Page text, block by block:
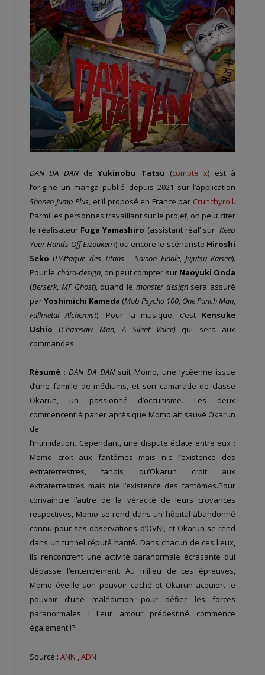
DAN DA DANdeYukinobu Tatsu (compte x) est à
l’origine un manga publié depuis 2021 sur l’application
Shonen Jump Plus, et il proposé en France par Crunchyroll.
Parmi les personnes travaillant sur le projet, on peut citer
le réalisateur Fuga Yamashiro (assistant réal’ sur Keep
Your Hands Off Eizouken !) ou encore le scénariste Hiroshi
Seko (L’Attaque des Titans – Saison Finale, Jujutsu Kaisen).
Pour le chara-design, on peut compter sur Naoyuki Onda
(Berserk, MF Ghost), quand le monster designsera assuré
parYoshimichi Kameda (Mob Psycho 100, One Punch Man,
Fullmetal Alchemist). Pour la musique, c’est Kensuke
Ushio (Chainsaw Man, A Silent Voice) qui sera aux
commandes.
Résumé :DAN DA DANsuit Momo, une lycéenne issue
d’une famille de médiums, et son camarade de classe
Okarun, un passionné d’occultisme. Les deux
commencent à parler après que Momo ait sauvé Okarun
de
l’intimidation. Cependant, une dispute éclate entre eux :
Momo croit aux fantômes mais nie l’existence des
extraterrestres, tandis qu’Okarun croit aux
extraterrestres mais nie l’existence des fantômes.Pour
convaincre l’autre de la véracité de leurs croyances
respectives, Momo se rend dans un hôpital abandonné
connu pour ses observations d’OVNI, et Okarun se rend
dans un tunnel réputé hanté. Dans chacun de ces lieux,
ils rencontrent une activité paranormale écrasante qui
dépasse l’entendement. Au milieu de ces épreuves,
Momo éveille son pouvoir caché et Okarun acquiert le
pouvoir d’une malédiction pour défier les forces
paranormales ! Leur amour prédestiné commence
également !?
Source : ANN ADN